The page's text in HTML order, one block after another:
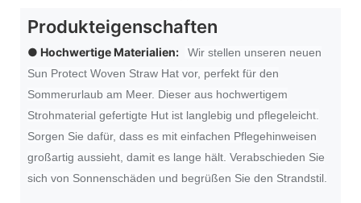
Produkteigenschaften
● Hochwertige Materialien:
Wir stellen unseren neuen
Sun Protect Woven Straw Hat vor, perfekt für den
Sommerurlaub am Meer. Dieser aus hochwertigem
Strohmaterial gefertigte Hut ist langlebig und pflegeleicht.
Sorgen Sie dafür, dass es mit einfachen Pflegehinweisen
großartig aussieht, damit es lange hält. Verabschieden Sie
sich von Sonnenschäden und begrüßen Sie den Strandstil.